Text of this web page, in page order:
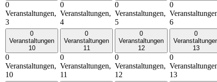
0
Veranstaltungen,
3
0
Veranstaltungen,
4
0
Veranstaltungen,
5
0
6
0
Veranstaltungen
10
0
Veranstaltungen,
10
0
Veranstaltungen
11
0
Veranstaltungen,
11
0
Veranstaltungen
12
0
Veranstaltungen,
12
0
13
0
13